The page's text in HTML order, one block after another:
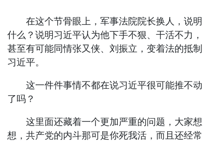
在这个节骨眼上，军事法院院长换人，说明
什么？说明习近平认为他下手不狠、干活不力，
甚至有可能同情张又侠、刘振立，变着法的抵制
习近平。
这一件件事情不都在说习近平很可能推不动
了吗？
这里面还藏着一个更加严重的问题，大家想
想，共产党的内斗那可是你死我活，而且还经常